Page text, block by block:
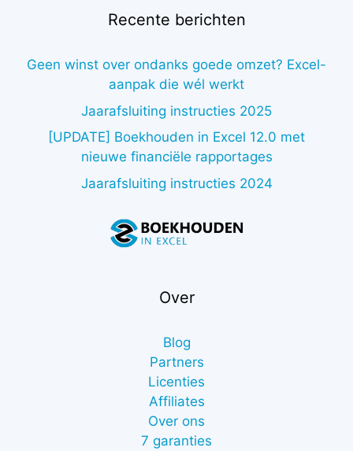
Recente berichten
Geen winst over ondanks goede omzet? Excel-
aanpak die wél werkt
Jaarafsluiting instructies 2025
[UPDATE] Boekhouden in Excel 12.0 met
nieuwe financiële rapportages
Jaarafsluiting instructies 2024
Over
Blog
Partners
Licenties
Affiliates
Over ons
7 garanties